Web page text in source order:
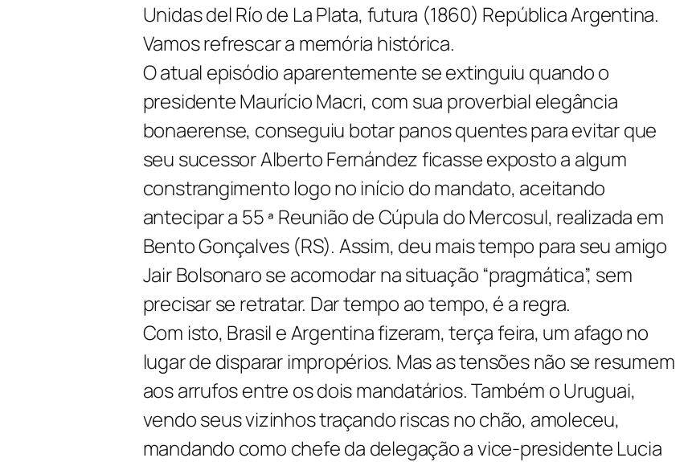
Unidas del Río de La Plata, futura (1860) República Argentina.
Vamos refrescar a memória histórica.
O atual episódio aparentemente se extinguiu quando o
presidente Maurício Macri, com sua proverbial elegância
bonaerense, conseguiu botar panos quentes para evitar que
seu sucessor Alberto Fernández ficasse exposto a algum
constrangimento logo no início do mandato, aceitando
antecipar a 55 ª Reunião de Cúpula do Mercosul, realizada em
Bento Gonçalves (RS). Assim, deu mais tempo para seu amigo
Jair Bolsonaro se acomodar na situação “pragmática”, sem
precisar se retratar. Dar tempo ao tempo, é a regra.
Com isto, Brasil e Argentina fizeram, terça feira, um afago no
lugar de disparar impropérios. Mas as tensões não se resumem
aos arrufos entre os dois mandatários. Também o Uruguai,
vendo seus vizinhos traçando riscas no chão, amoleceu,
mandando como chefe da delegação a vice-presidente Lucia